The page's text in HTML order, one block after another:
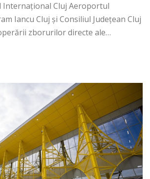
Internaţional Cluj Aeroportul
Iancu Cluj și Consiliul Județean Cluj
zborurilor directe ale…